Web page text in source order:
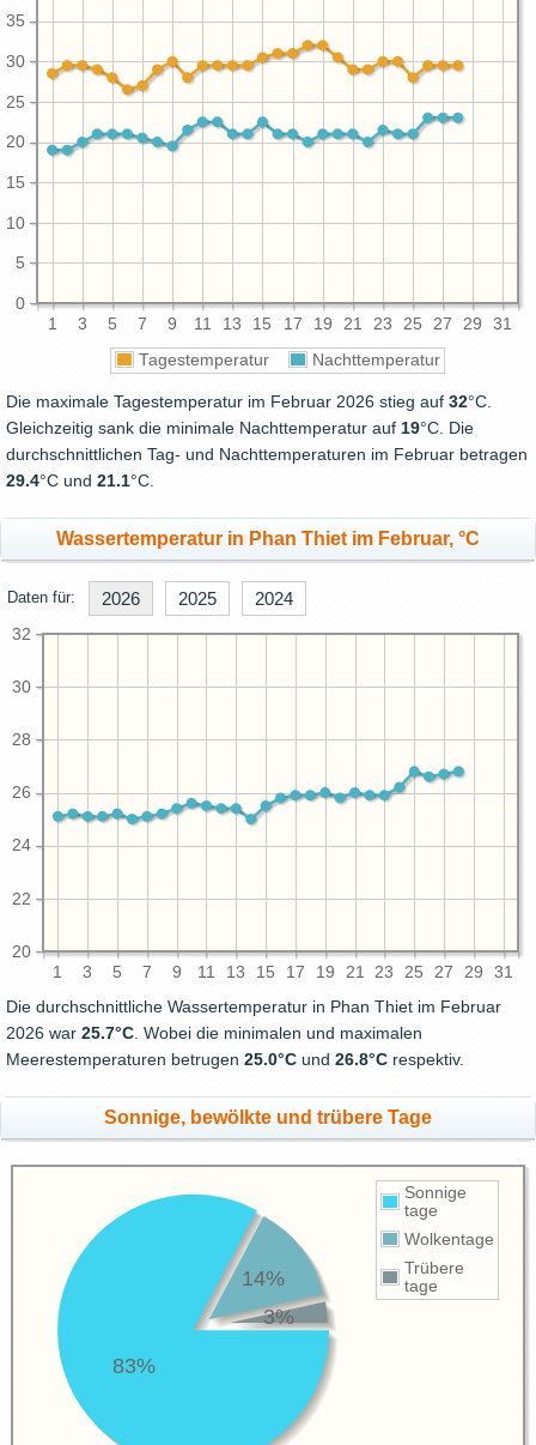
1 3 5 7 9 11 13 15 17 19 21 23 25 27 29 31
0
5
10
15
20
25
30
35
Tagestemperatur Nachttemperatur
Die maximale Tagestemperatur im Februar 2026 stieg auf 32°C.
Gleichzeitig sank die minimale Nachttemperatur auf 19°C. Die
durchschnittlichen Tag- und Nachttemperaturen im Februar betragen
29.4°C und 21.1°C.
Wassertemperatur in Phan Thiet im Februar, °C
Daten für: 2026 2025 2024
1 3 5 7 9 11 13 15 17 19 21 23 25 27 29 31
20
22
24
26
28
30
32
Die durchschnittliche Wassertemperatur in Phan Thiet im Februar
2026 war 25.7°C. Wobei die minimalen und maximalen
Meerestemperaturen betrugen 25.0°C und 26.8°C respektiv.
Sonnige, bewölkte und trübere Tage
Sonnige
tage
Wolkentage
Trübere
tage
83%
14%
3%